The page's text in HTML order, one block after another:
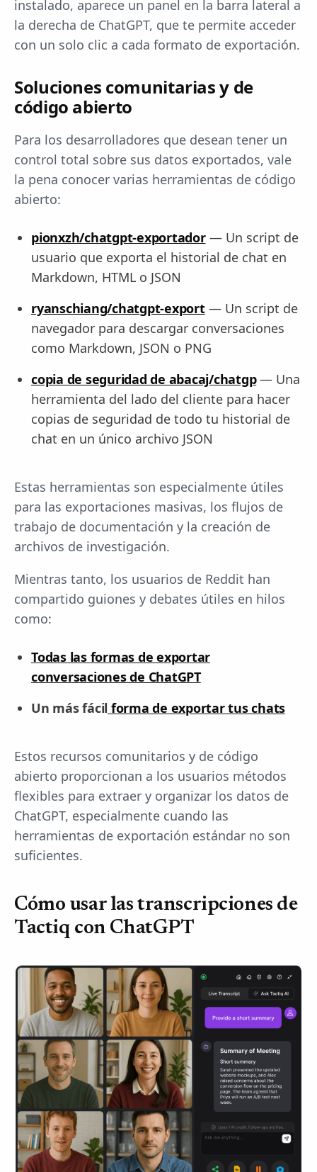
instalado, aparece un panel en la barra lateral a
la derecha de ChatGPT, que te permite acceder
con un solo clic a cada formato de exportación.
Soluciones comunitarias y de
código abierto
Para los desarrolladores que desean tener un
control total sobre sus datos exportados, vale
la pena conocer varias herramientas de código
abierto:
pionxzh/chatgpt-exportador— Un script de
usuario que exporta el historial de chat en
Markdown, HTML o JSON
ryanschiang/chatgpt-export— Un script de
navegador para descargar conversaciones
como Markdown, JSON o PNG
copia de seguridad de abacaj/chatgp— Una
herramienta del lado del cliente para hacer
copias de seguridad de todo tu historial de
chat en un único archivo JSON
Estas herramientas son especialmente útiles
para las exportaciones masivas, los flujos de
trabajo de documentación y la creación de
archivos de investigación.
Mientras tanto, los usuarios de Reddit han
compartido guiones y debates útiles en hilos
como:
Todas las formas de exportar
conversaciones de ChatGPT
Un más fácil forma de exportar tus chats
Estos recursos comunitarios y de código
abierto proporcionan a los usuarios métodos
flexibles para extraer y organizar los datos de
ChatGPT, especialmente cuando las
herramientas de exportación estándar no son
suficientes.
Cómo usar las transcripciones de
Tactiq con ChatGPT